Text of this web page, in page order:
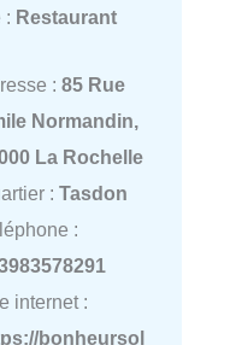
: Restaurant
: 85 Rue
Normandin,
La Rochelle
: Tasdon
:
internet :
bonheursol